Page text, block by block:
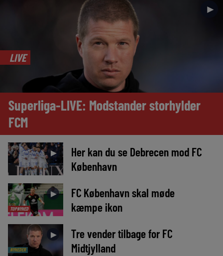
►
LIVE
Superliga-LIVE: Modstander storhylder
FCM
►
Her kan du se Debrecen mod FC
København
TOPNYHED
►
FC København skal møde
kæmpe ikon
NYHEDER
►
Tre vender tilbage for FC
Midtjylland